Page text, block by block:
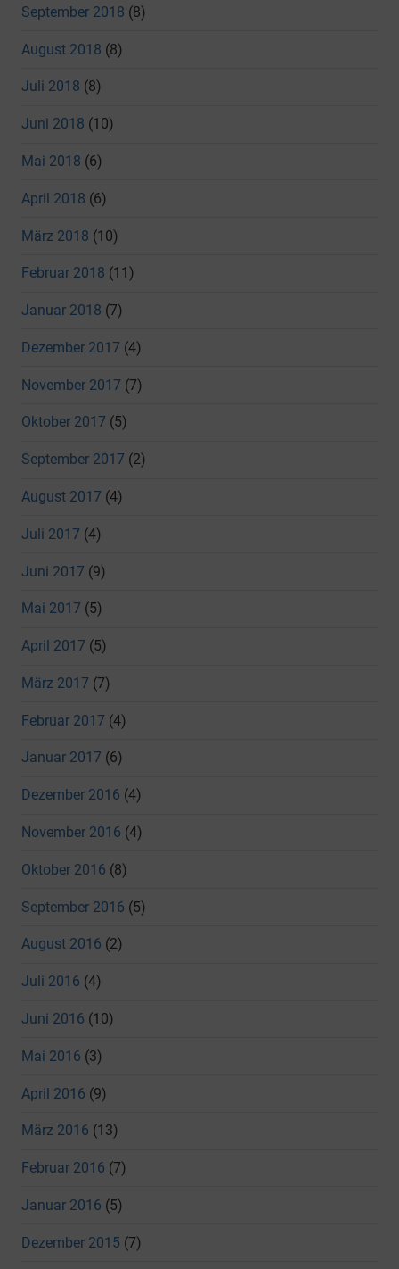
September 2018 (8)
August 2018 (8)
Juli 2018 (8)
Juni 2018 (10)
Mai 2018 (6)
April 2018 (6)
März 2018 (10)
Februar 2018 (11)
Januar 2018 (7)
Dezember 2017 (4)
November 2017 (7)
Oktober 2017 (5)
September 2017 (2)
August 2017 (4)
Juli 2017 (4)
Juni 2017 (9)
Mai 2017 (5)
April 2017 (5)
März 2017 (7)
Februar 2017 (4)
Januar 2017 (6)
Dezember 2016 (4)
November 2016 (4)
Oktober 2016 (8)
September 2016 (5)
August 2016 (2)
Juli 2016 (4)
Juni 2016 (10)
Mai 2016 (3)
April 2016 (9)
März 2016 (13)
Februar 2016 (7)
Januar 2016 (5)
Dezember 2015 (7)